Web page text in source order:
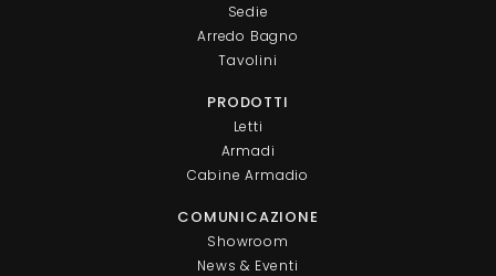
Sedie
Arredo Bagno
Tavolini
PRODOTTI
Letti
Armadi
Cabine Armadio
COMUNICAZIONE
Showroom
News & Eventi